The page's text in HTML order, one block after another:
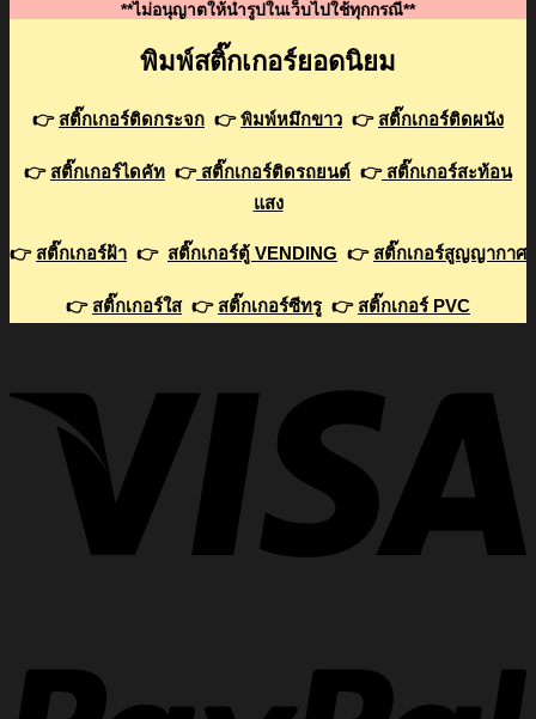
**ไม่อนุญาตให้นำรูปในเว็บไปใช้ทุกกรณี**
พิมพ์สติ๊กเกอร์ยอดนิยม
👉 สติ๊กเกอร์ติดกระจก 👉พิมพ์หมึกขาว 👉 สติ๊กเกอร์ติดผนัง
👉 สติ๊กเกอร์ไดคัท 👉สติ๊กเกอร์ติดรถยนต์ 👉สติ๊กเกอร์สะท้อน
แสง
👉 สติ๊กเกอร์ฝ้า 👉 สติ๊กเกอร์ตู้ VENDING 👉 สติ๊กเกอร์สูญญากาศ
👉 สติ๊กเกอร์ใส👉 สติ๊กเกอร์ซีทรู 👉 สติ๊กเกอร์ PVC